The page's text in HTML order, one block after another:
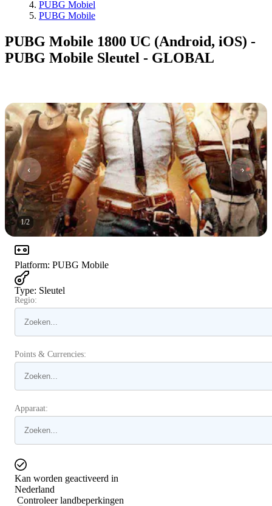
PUBG Mobiel
PUBG Mobile
PUBG Mobile 1800 UC (Android, iOS) -
PUBG Mobile Sleutel - GLOBAL
1/2
Platform: PUBG Mobile
Type: Sleutel
Regio:
Points & Currencies:
Apparaat:
Kan worden geactiveerd in
Nederland
Controleer landbeperkingen